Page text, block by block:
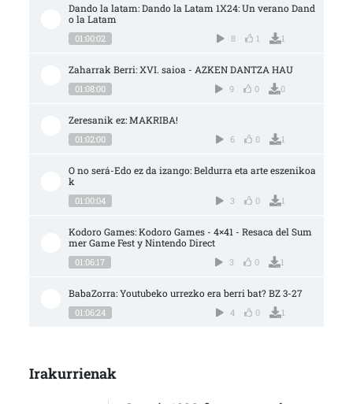
Dando la latam: Dando la Latam 1X24: Un verano Dand
o la Latam
01:00:02 8 1 1
Zaharrak Berri: XVI. saioa - AZKEN DANTZA HAU
01:08:00 9 0 0
Zeresanik ez: MAKRIBA!
01:02:00 6 0 1
O no será-Edo ez da izango: Beldurra eta arte eszenikoa
k
01:00:04 3 0 1
Kodoro Games: Kodoro Games - 4×41 - Resaca del Sum
mer Game Fest y Nintendo Direct
01:06:17 3 0 1
BabaZorra: Youtubeko urrezko era berri bat? BZ 3-27
01:06:24 4 0 1
Irakurrienak